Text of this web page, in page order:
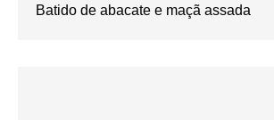
Batido de abacate e maçã assada